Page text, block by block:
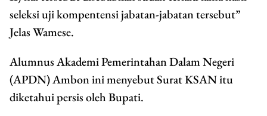
seleksi uji kompentensi jabatan-jabatan tersebut”
Jelas Wamese.
Alumnus Akademi Pemerintahan Dalam Negeri
(APDN) Ambon ini menyebut Surat KSAN itu
diketahui persis oleh Bupati.